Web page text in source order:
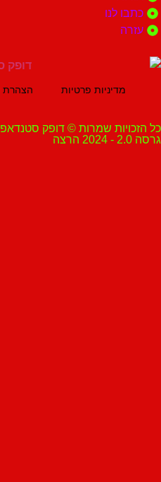
לנו
מדיניות פרטיות הצהרת נגישות
שמרות © דופק סטנדאפ ובידור 2014-2024.